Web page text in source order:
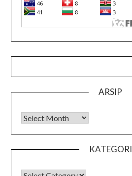
ARSIP
Arsip
KATEGORI